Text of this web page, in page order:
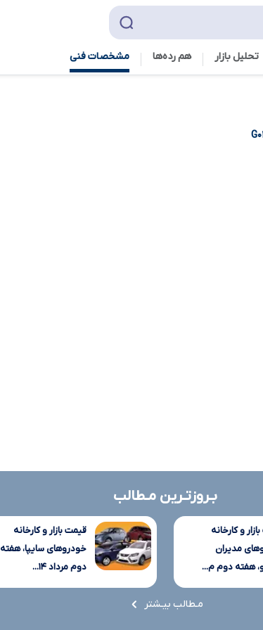
تحلیل بازار هم رده‌ها‌ مشخصات فنی
بـروزتـرین مـطالب
و کارخانه
مدیران
هفته دوم م...
قیمت بازار و کارخانه
خودروهای سایپا، هفته
دوم مرداد ۱۴...
مـطالب بیـشتر